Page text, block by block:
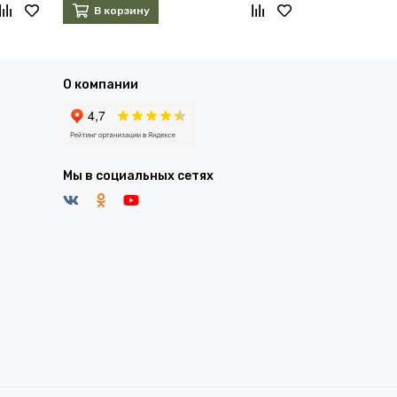
В корзину
О компании
Мы в социальных сетях